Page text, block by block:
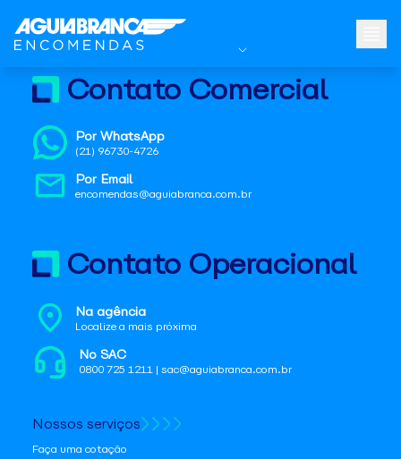
Contato Comercial
Por WhatsApp
(21) 96730-4726
Por Email
encomendas@aguiabranca.com.br
Contato Operacional
Na agência
Localize a mais próxima
No SAC
0800 725 1211 | sac@aguiabranca.com.br
Nossos serviços
Faça uma cotação